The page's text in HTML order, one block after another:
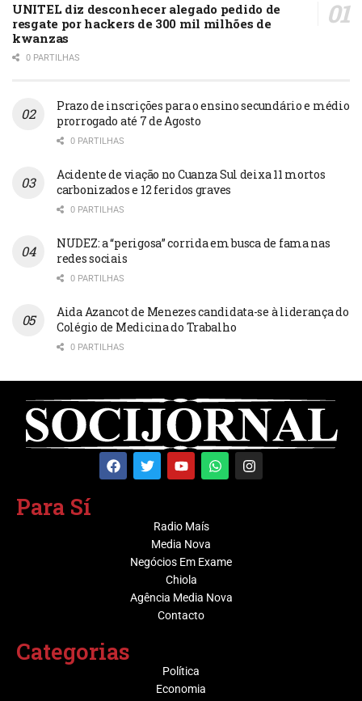
UNITEL diz desconhecer alegado pedido de
resgate por hackers de 300 mil milhões de
kwanzas
0 PARTILHAS
Prazo de inscrições para o ensino secundário e médio
prorrogado até 7 de Agosto
0 PARTILHAS
Acidente de viação no Cuanza Sul deixa 11 mortos
carbonizados e 12 feridos graves
0 PARTILHAS
NUDEZ: a “perigosa” corrida em busca de fama nas
redes sociais
0 PARTILHAS
Aida Azancot de Menezes candidata-se à liderança do
Colégio de Medicina do Trabalho
0 PARTILHAS
Para Sí
Radio Maís
Media Nova
Negócios Em Exame
Chiola
Agência Media Nova
Contacto
Categorias
Política
Economia